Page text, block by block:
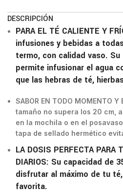
DESCRIPCIÓN
PARA EL TÉ CALIENTE Y
infusiones y bebidas a
termo, con calidad vaso.
permite infusionar el agua
que las hebras de té,
SABOR EN TODO MOMENTO Y
tamaño no supera los 20 cm,
en la mochila o en el
tapa de sellado hermético
LA DOSIS PERFECTA PARA
DIARIOS: Su capacidad de
disfrutar al máximo de tu
favorita.